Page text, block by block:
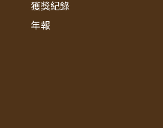
獲獎紀錄
年報